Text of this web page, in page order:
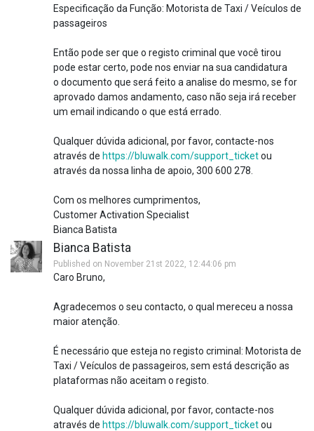
Especificação da Função: Motorista de Taxi / Veículos de
passageiros
Então pode ser que o registo criminal que você tirou
pode estar certo, pode nos enviar na sua candidatura
o documento que será feito a analise do mesmo, se for
aprovado damos andamento, caso não seja irá receber
um email indicando o que está errado.
Qualquer dúvida adicional, por favor, contacte-nos
através de https://bluwalk.com/support_ticketou
através da nossa linha de apoio, 300 600 278.
Com os melhores cumprimentos,
Customer Activation Specialist
Bianca Batista
Bianca Batista
Published on November 21st 2022, 12:44:06 pm
Caro Bruno,
Agradecemos o seu contacto, o qual mereceu a nossa
maior atenção.
É necessário que esteja no registo criminal: Motorista de
Taxi / Veículos de passageiros, sem está descrição as
plataformas não aceitam o registo.
Qualquer dúvida adicional, por favor, contacte-nos
através de https://bluwalk.com/support_ticketou